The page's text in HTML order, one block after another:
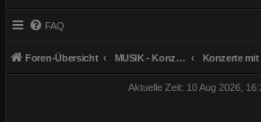
FAQ
Foren-Übersicht MUSIK - Konzerte, Instrumente und Gesang
Aktuelle Zeit: 10 Aug 2026,